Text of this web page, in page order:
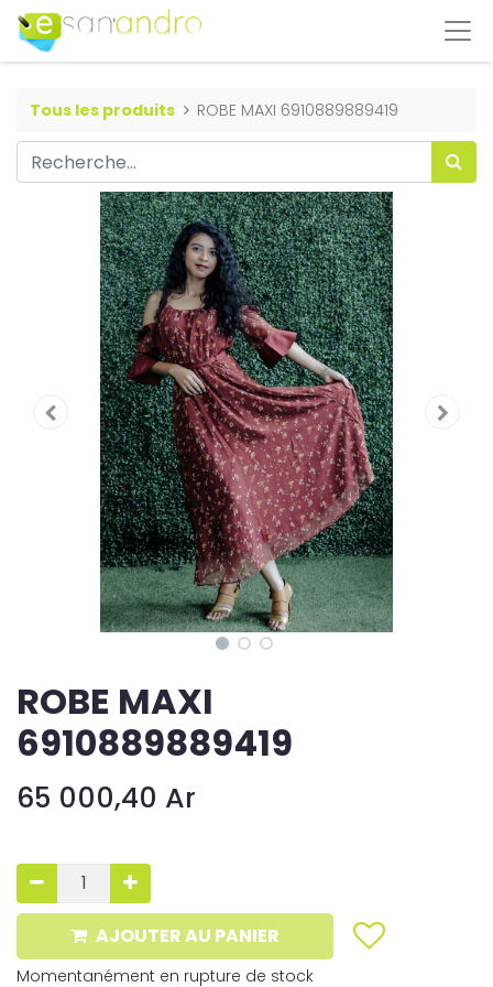
Tous les produits ROBE MAXI 6910889889419
ROBE MAXI
6910889889419
65 000,40 Ar
AJOUTER AU PANIER
Momentanément en rupture de stock